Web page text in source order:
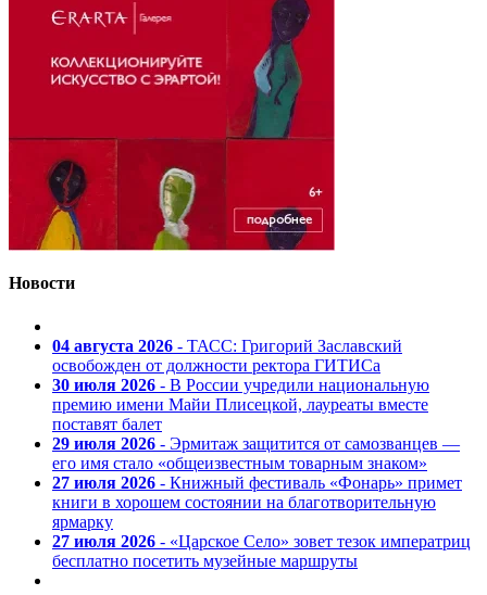
Новости
04 августа 2026 - ТАСС: Григорий Заславский
освобожден от должности ректора ГИТИСа
30 июля 2026 - В России учредили национальную
премию имени Майи Плисецкой, лауреаты вместе
поставят балет
29 июля 2026 - Эрмитаж защитится от самозванцев —
его имя стало «общеизвестным товарным знаком»
27 июля 2026 - Книжный фестиваль «Фонарь» примет
книги в хорошем состоянии на благотворительную
ярмарку
27 июля 2026 - «Царское Село» зовет тезок императриц
бесплатно посетить музейные маршруты